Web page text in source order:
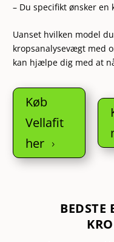
– Du specifikt ønsker
Uanset hvilken model
kropsanalysevægt med
kan hjælpe dig med at
Køb
Vellafit
her
5
BEDSTE